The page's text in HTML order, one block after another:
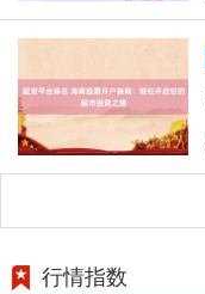
行情指数